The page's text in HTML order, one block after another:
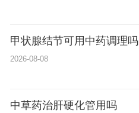
甲状腺结节可用中药调理吗
2026-08-08
中草药治肝硬化管用吗